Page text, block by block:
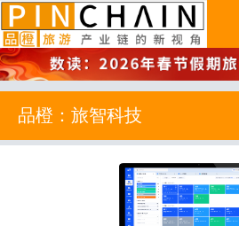
品橙旅游
品橙：旅智科技